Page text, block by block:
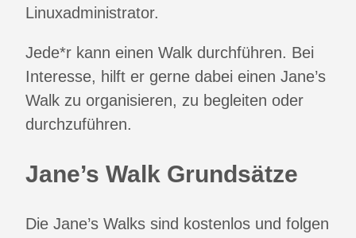
Linuxadministrator.
Jede*r kann einen Walk durchführen. Bei
Interesse, hilft er gerne dabei einen Jane’s
Walk zu organisieren, zu begleiten oder
durchzuführen.
Jane’s Walk Grundsätze
Die Jane’s Walks sind kostenlos und folgen